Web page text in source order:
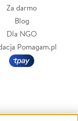
Za darmo
Blog
Dla NGO
Pomagam.pl